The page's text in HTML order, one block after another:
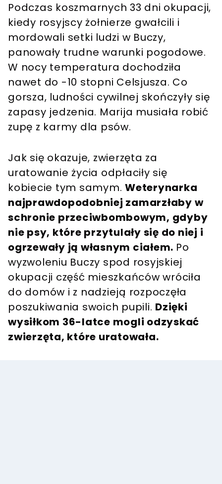
Podczas koszmarnych 33 dni okupacji,
kiedy rosyjscy żołnierze gwałcili i
mordowali setki ludzi w Buczy,
panowały trudne warunki pogodowe.
W nocy temperatura dochodziła
nawet do -10 stopni Celsjusza. Co
gorsza, ludności cywilnej skończyły się
zapasy jedzenia. Marija musiała robić
zupę z karmy dla psów.
Jak się okazuje, zwierzęta za
uratowanie życia odpłaciły się
kobiecie tym samym. Weterynarka
najprawdopodobniej zamarzłaby w
schronie przeciwbombowym, gdyby
nie psy, które przytulały się do niej i
ogrzewały ją własnym ciałem. Po
wyzwoleniu Buczy spod rosyjskiej
okupacji część mieszkańców wróciła
do domów i z nadzieją rozpoczęła
poszukiwania swoich pupili. Dzięki
wysiłkom 36-latce mogli odzyskać
zwierzęta, które uratowała.